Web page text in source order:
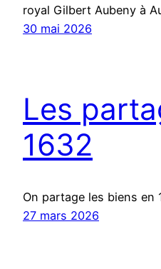
royal Gilbert Aubeny à
30 mai 2026
Les
1632
On partage les biens en
27 mars 2026